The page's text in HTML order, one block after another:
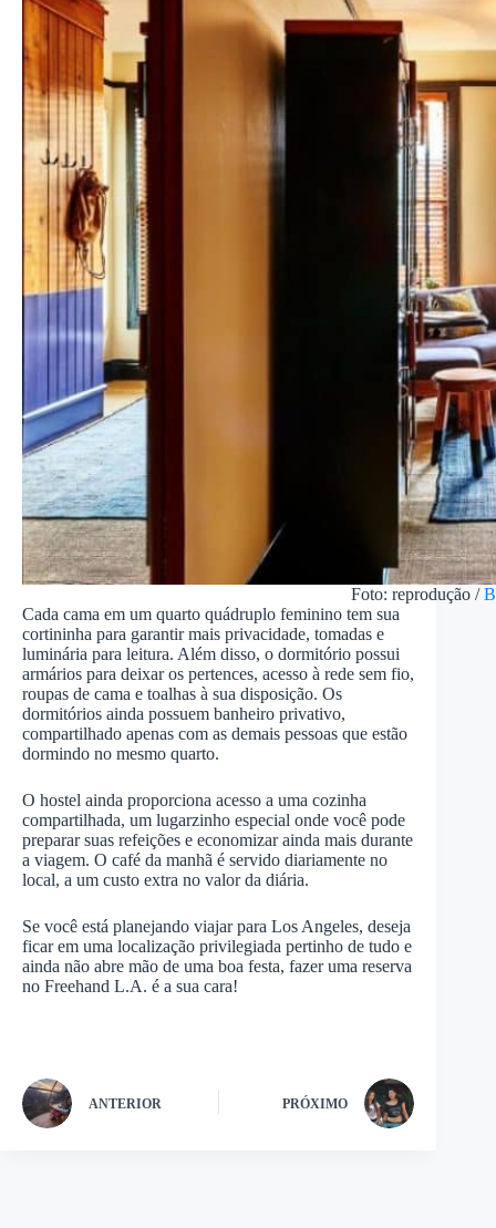
Foto: reprodução /
Cada cama em um quarto quádruplo feminino tem sua
cortininha para garantir mais privacidade, tomadas e
luminária para leitura. Além disso, o dormitório possui
armários para deixar os pertences, acesso à rede sem fio,
roupas de cama e toalhas à sua disposição. Os
dormitórios ainda possuem banheiro privativo,
compartilhado apenas com as demais pessoas que estão
dormindo no mesmo quarto.
O hostel ainda proporciona acesso a uma cozinha
compartilhada, um lugarzinho especial onde você pode
preparar suas refeições e economizar ainda mais durante
a viagem. O café da manhã é servido diariamente no
local, a um custo extra no valor da diária.
Se você está planejando viajar para Los Angeles, deseja
ficar em uma localização privilegiada pertinho de tudo e
ainda não abre mão de uma boa festa, fazer uma reserva
no Freehand L.A. é a sua cara!
ANTERIOR PRÓXIMO